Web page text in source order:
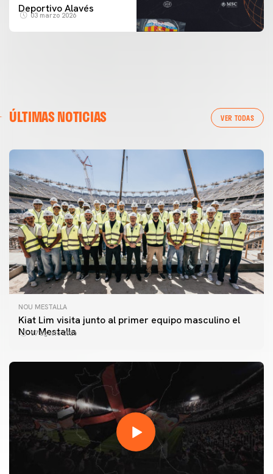
Deportivo Alavés
03 marzo 2026
ÚLTIMAS NOTICIAS VER TODAS
NOU MESTALLA
Kiat Lim visita junto al primer equipo masculino el
Nou Mestalla
07 agosto 2026